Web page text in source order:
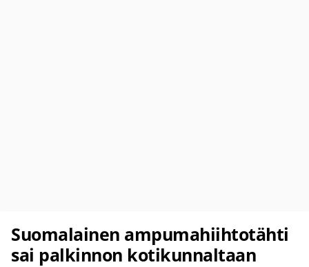
Suomalainen ampumahiihtotähti
sai palkinnon kotikunnaltaan